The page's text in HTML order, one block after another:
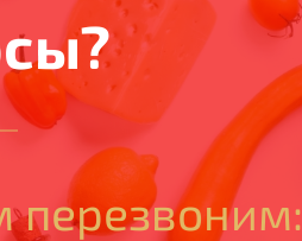
перезвоним: